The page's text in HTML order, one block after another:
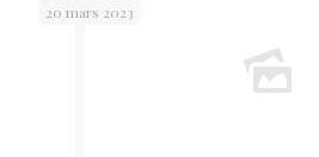
20 mars 2023